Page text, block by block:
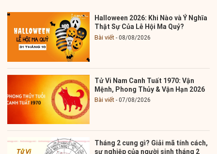
Halloween 2026: Khi Nào và Ý Nghĩa
Thật Sự Của Lễ Hội Ma Quỷ?
Bài viết 08/08/2026
Tử Vi Nam Canh Tuất 1970: Vận
Mệnh, Phong Thủy & Vận Hạn 2026
Bài viết 07/08/2026
Tháng 2 cung gì? Giải mã tính cách,
sự nghiệp của người sinh tháng 2